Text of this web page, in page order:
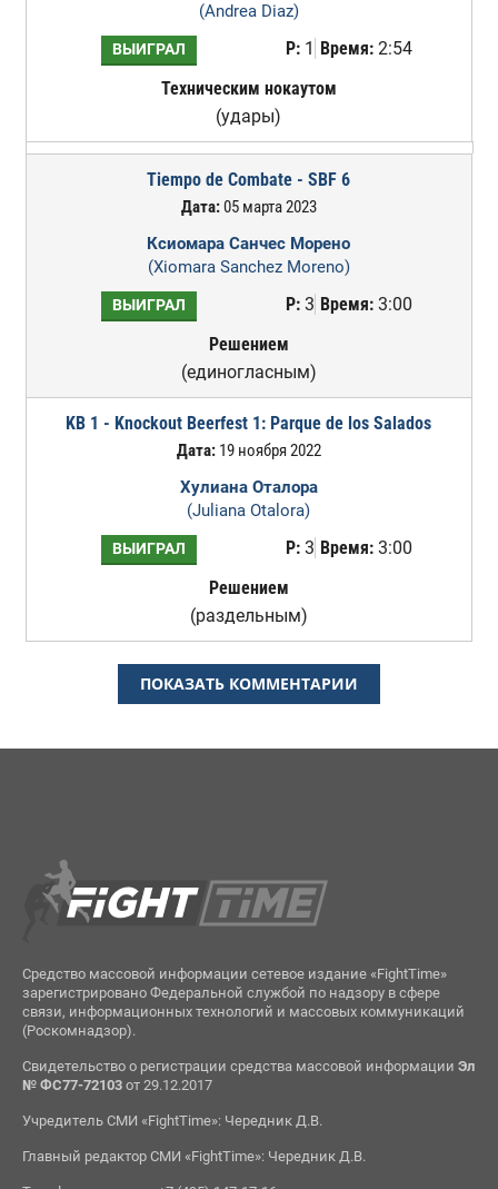
(Andrea Diaz)
ВЫИГРАЛ Р:1 Время:2:54
Техническим нокаутом
(удары)
Tiempo de Combate - SBF 6
Дата:05 марта 2023
Ксиомара Санчес Морено
(Xiomara Sanchez Moreno)
ВЫИГРАЛ Р:3 Время:3:00
Решением
(единогласным)
KB 1 - Knockout Beerfest 1: Parque de los Salados
Дата:19 ноября 2022
Хулиана Оталора
(Juliana Otalora)
ВЫИГРАЛ Р:3 Время:3:00
Решением
(раздельным)
ПОКАЗАТЬ КОММЕНТАРИИ
Средство массовой информации сетевое издание «FightTime»
зарегистрировано Федеральной службой по надзору в сфере
связи, информационных технологий и массовых коммуникаций
(Роскомнадзор).
Свидетельство о регистрации средства массовой информации Эл
№ ФС77-72103от 29.12.2017
Учредитель СМИ «FightTime»: Чередник Д.В.
Главный редактор СМИ «FightTime»: Чередник Д.В.